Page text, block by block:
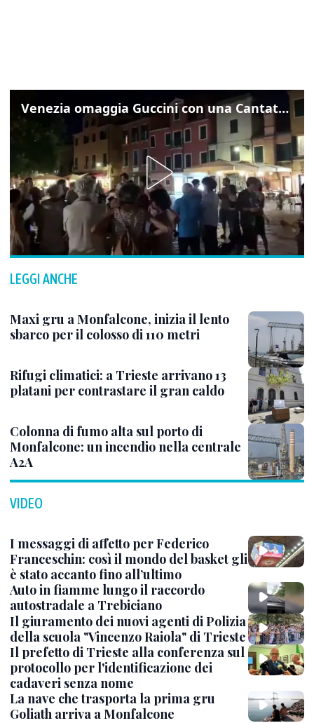
Venezia omaggia Guccini con una Cantata Anarchica in campo Santa Margherita
LEGGI ANCHE
Maxi gru a Monfalcone, inizia il lento
sbarco per il colosso di 110 metri
Rifugi climatici: a Trieste arrivano 13
platani per contrastare il gran caldo
Colonna di fumo alta sul porto di
Monfalcone: un incendio nella centrale
A2A
VIDEO
I messaggi di affetto per Federico
Franceschin: così il mondo del basket gli
è stato accanto fino all’ultimo
Auto in fiamme lungo il raccordo
autostradale a Trebiciano
Il giuramento dei nuovi agenti di Polizia
della scuola "Vincenzo Raiola" di Trieste
Il prefetto di Trieste alla conferenza sul
protocollo per l'identificazione dei
cadaveri senza nome
La nave che trasporta la prima gru
Goliath arriva a Monfalcone